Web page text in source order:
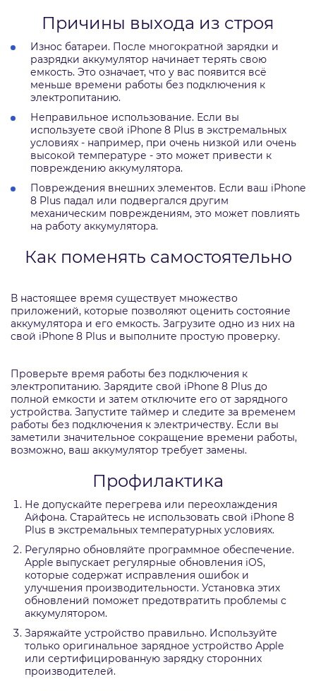
Причины выхода из строя
Износ батареи. После многократной зарядки и
разрядки аккумулятор начинает терять свою
емкость. Это означает, что у вас появится всё
меньше времени работы без подключения к
электропитанию.
Неправильное использование. Если вы
используете свой iPhone 8 Plus в экстремальных
условиях - например, при очень низкой или очень
высокой температуре - это может привести к
повреждению аккумулятора.
Повреждения внешних элементов. Если ваш iPhone
8 Plus падал или подвергался другим
механическим повреждениям, это может повлиять
на работу аккумулятора.
Как поменять самостоятельно
В настоящее время существует множество
приложений, которые позволяют оценить состояние
аккумулятора и его емкость. Загрузите одно из них на
свой iPhone 8 Plus и выполните простую проверку.
Проверьте время работы без подключения к
электропитанию. Зарядите свой iPhone 8 Plus до
полной емкости и затем отключите его от зарядного
устройства. Запустите таймер и следите за временем
работы без подключения к электричеству. Если вы
заметили значительное сокращение времени работы,
возможно, ваш аккумулятор требует замены.
Профилактика
Не допускайте перегрева или переохлаждения
Айфона. Старайтесь не использовать свой iPhone 8
Plus в экстремальных температурных условиях.
Регулярно обновляйте программное обеспечение.
Apple выпускает регулярные обновления iOS,
которые содержат исправления ошибок и
улучшения производительности. Установка этих
обновлений поможет предотвратить проблемы с
аккумулятором.
Заряжайте устройство правильно. Используйте
только оригинальное зарядное устройство Apple
или сертифицированную зарядку сторонних
производителей.